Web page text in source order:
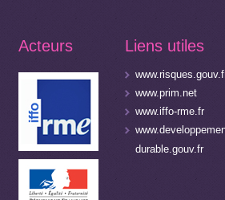
Acteurs Liens utiles
www.prim.net
www.iffo-rme.fr
durable.gouv.fr